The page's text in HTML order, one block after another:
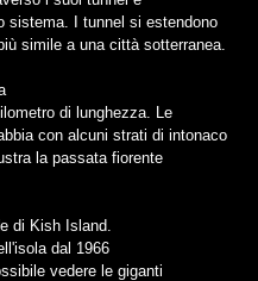
sistema. I tunnel si estendono
simile a una città sotterranea.
di lunghezza. Le
con alcuni strati di intonaco
la passata fiorente
di Kish Island.
dal 1966
vedere le giganti